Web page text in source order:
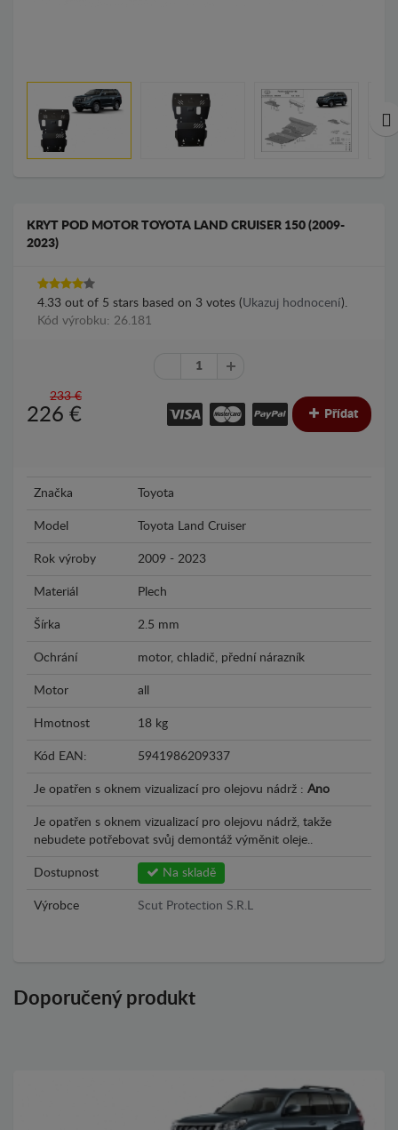
KRYT POD MOTOR TOYOTA LAND CRUISER 150 (2009-
2023)
4.33 out of 5 stars based on 3 votes (Ukazuj hodnocení).
Kód výrobku: 26.181
233 €
226 € Přídat
Značka Toyota
Model Toyota Land Cruiser
Rok výroby 2009 - 2023
Materiál Plech
Šírka 2.5 mm
Ochrání motor, chladič, přední nárazník
Motor all
Hmotnost 18 kg
Kód EAN: 5941986209337
Je opatřen s oknem vizualizací pro olejovu nádrž : Ano
Je opatřen s oknem vizualizací pro olejovu nádrž, takže
nebudete potřebovat svůj demontáž výměnit oleje..
Dostupnost Na skladě
Výrobce Scut Protection S.R.L
Doporučený produkt